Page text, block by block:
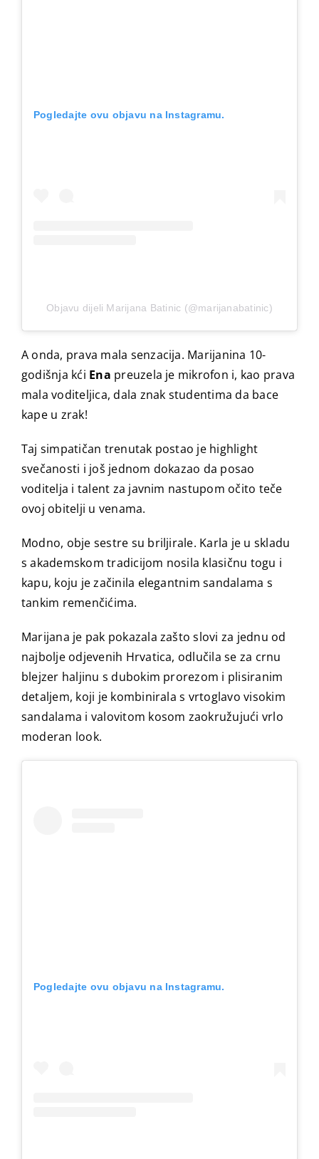
Pogledajte ovu objavu na Instagramu.
Objavu dijeli Marijana Batinic (@marijanabatinic)
A onda, prava mala senzacija. Marijanina 10-
godišnja kći Ena preuzela je mikrofon i, kao prava
mala voditeljica, dala znak studentima da bace
kape u zrak!
Taj simpatičan trenutak postao je highlight
svečanosti i još jednom dokazao da posao
voditelja i talent za javnim nastupom očito teče
ovoj obitelji u venama.
Modno, obje sestre su briljirale. Karla je u skladu
s akademskom tradicijom nosila klasičnu togu i
kapu, koju je začinila elegantnim sandalama s
tankim remenčićima.
Marijana je pak pokazala zašto slovi za jednu od
najbolje odjevenih Hrvatica, odlučila se za crnu
blejzer haljinu s dubokim prorezom i plisiranim
detaljem, koji je kombinirala s vrtoglavo visokim
sandalama i valovitom kosom zaokružujući vrlo
moderan look.
Pogledajte ovu objavu na Instagramu.